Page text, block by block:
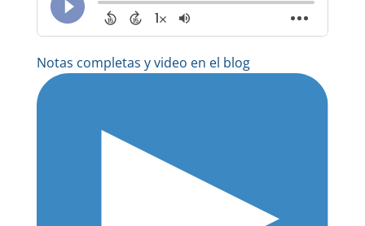
Notas completas y video en el blog